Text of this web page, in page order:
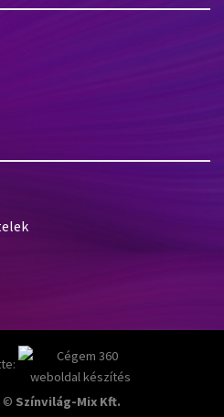
© Színvilág-Mix Kft.